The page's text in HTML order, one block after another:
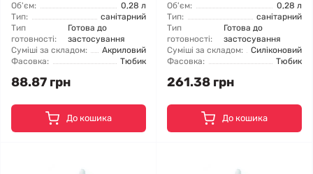
Об'єм:
0,28 л
Тип:
санітарний
Тип
готовності:
Готова до
застосування
Суміші за складом:
Акриловий
Фасовка:
Тюбик
88.87 грн
До кошика
Об'єм:
0,28 л
Тип:
санітарний
Тип
готовності:
Готова до
застосування
Суміші за складом:
Силіконовий
Фасовка:
Тюбик
261.38 грн
До кошика